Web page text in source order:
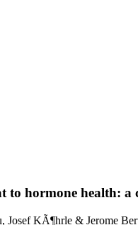
to hormone health: a
Josef KÃ¶hrle & Jerome